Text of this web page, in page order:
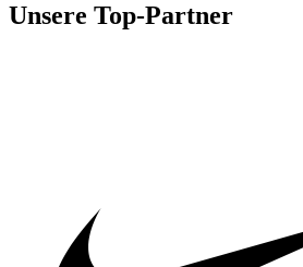
Unsere Top-Partner